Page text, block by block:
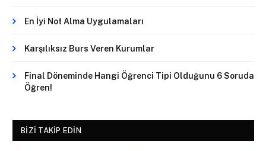
En İyi Not Alma Uygulamaları
Karşılıksız Burs Veren Kurumlar
Final Döneminde Hangi Öğrenci Tipi Olduğunu 6 Soruda
Öğren!
BIZI TAKIP EDIN